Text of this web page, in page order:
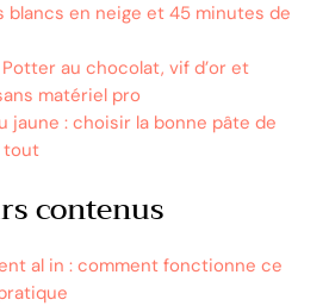
blancs en neige et 45 minutes de
au chocolat, vif d’or et
matériel pro
jaune : choisir la bonne pâte de
tout
contenus
al in : comment fonctionne ce